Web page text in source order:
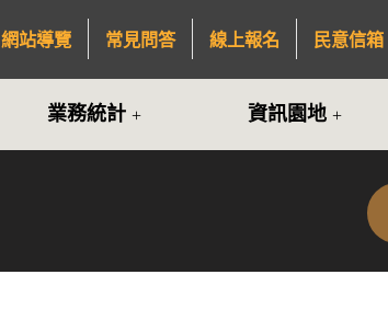
網站導覽 常見問答 線上報名 民意信箱
業務統計 資訊園地